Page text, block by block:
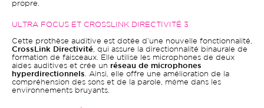
propre.
ULTRA FOCUS ET CROSSLINK DIRECTIVITÉ 3
Cette prothèse auditive est dotée d’une nouvelle fonctionnalité,
CrossLink Directivité , qui assure la directionnalité binaurale de
formation de faisceaux. Elle utilise les microphones de deux
aides auditives et crée un réseau de microphones
hyperdirectionnels . Ainsi, elle offre une amélioration de la
compréhension des sons et de la parole, même dans les
environnements bruyants.